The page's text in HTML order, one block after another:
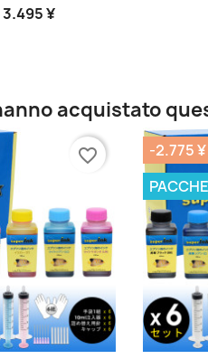
3.495 ¥
acquistato
favorite_border
-2.775 ¥